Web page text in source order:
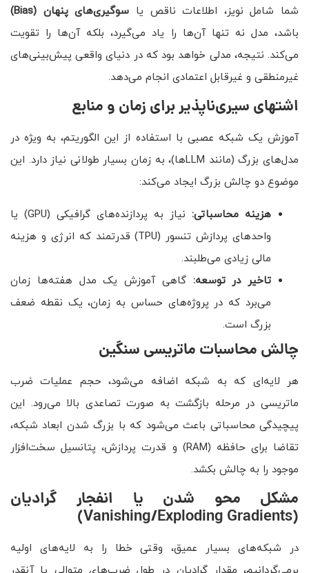
شما شامل نویز، اطلاعات ناقص یا سوگیری‌های پنهان (Bias)
باشد، مدل نه تنها آن‌ها را یاد می‌گیرد، بلکه آن‌ها را تقویت
می‌کند. نتیجه، مدلی خواهد بود که در دنیای واقعی پیش‌بینی‌های
غیرمنطقی و غیرقابل اعتمادی انجام می‌دهد.
اشتهای سیری‌ناپذیر برای زمان و منابع
آموزش یک شبکه عصبی با استفاده از این الگوریتم، به ویژه در
مدل‌های بزرگ (مانند LLMها)، به زمان بسیار طولانی نیاز دارد. این
موضوع دو چالش بزرگ ایجاد می‌کند:
هزینه محاسباتی:
نیاز به پردازنده‌های گرافیکی (GPU) یا
واحد‌های پردازش تنسور (TPU) قدرتمند که انرژی و هزینه
مالی زیادی می‌طلبند.
تاخیر در توسعه:گاهی آموزش یک مدل هفته‌ها زمان
می‌برد که در پروژه‌های حساس به زمان، یک نقطه ضعف
بزرگ است.
چالش محاسبات ماتریسی سنگین
هر لایه‌ای که به شبکه اضافه می‌شود، حجم عملیات ضرب
ماتریسی در مرحله بازگشت به صورت تصاعدی بالا می‌رود. این
پیچیدگی محاسباتی باعث می‌شود که با بزرگ شدن ابعاد شبکه،
تقاضا برای حافظه (RAM) و قدرت پردازش، پتانسیل سخت‌افزار
موجود را به چالش بکشد.
مشکل محو شدن یا انفجار گرادیان
(Vanishing/Exploding Gradients)
در شبکه‌های بسیار عمیق، وقتی خطا را به لایه‌های اولیه